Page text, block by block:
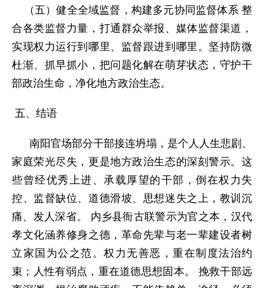
（五）健全全域监督，构建多元协同监督体系 整
合各类监督力量，打通群众举报、媒体监督渠道，
实现权力运行到哪里、监督跟进到哪里。坚持防微
杜渐、抓早抓小，把问题化解在萌芽状态，守护干
部政治生命，净化地方政治生态。
五、结语
南阳官场部分干部接连坍塌，是个人人生悲剧、
家庭荣光尽失，更是地方政治生态的深刻警示。这
些曾经优秀上进、承载厚望的干部，倒在权力失
控、监督缺位、道德滑坡、思想迷失之上，教训沉
痛、发人深省。 内乡县衙古联警示为官之本，汉代
孝文化涵养修身之德，革命先辈与老一辈建设者树
立家国为公之范。权力无善恶，重在制度法治约
束；人性有弱点，重在道德思想固本。 挽救干部远